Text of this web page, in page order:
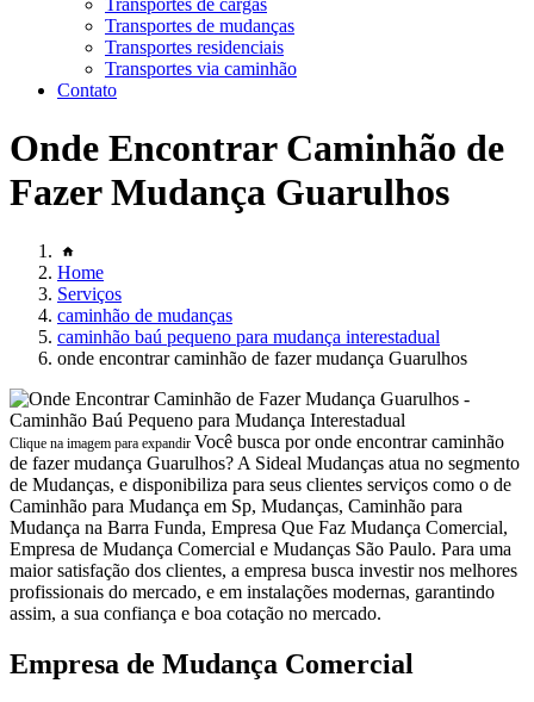
Transportes de cargas
Transportes de mudanças
Transportes residenciais
Transportes via caminhão
Contato
Onde Encontrar Caminhão de
Fazer Mudança Guarulhos
Home
Serviços
caminhão de mudanças
caminhão baú pequeno para mudança interestadual
onde encontrar caminhão de fazer mudança Guarulhos
Clique na imagem para expandir Você busca por onde encontrar caminhão
de fazer mudança Guarulhos? A Sideal Mudanças atua no segmento
de Mudanças, e disponibiliza para seus clientes serviços como o de
Caminhão para Mudança em Sp, Mudanças, Caminhão para
Mudança na Barra Funda, Empresa Que Faz Mudança Comercial,
Empresa de Mudança Comercial e Mudanças São Paulo. Para uma
maior satisfação dos clientes, a empresa busca investir nos melhores
profissionais do mercado, e em instalações modernas, garantindo
assim, a sua confiança e boa cotação no mercado.
Empresa de Mudança Comercial